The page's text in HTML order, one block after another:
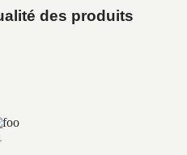
des produits